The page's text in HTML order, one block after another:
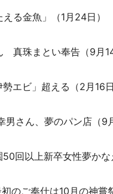
る金魚」（1月24日）
真珠まとい奉告（9月14
エビ」超える（2月16日
さん、夢のパン店（9
回以上新卒女性夢かな
のご奉仕は10月の神嘗